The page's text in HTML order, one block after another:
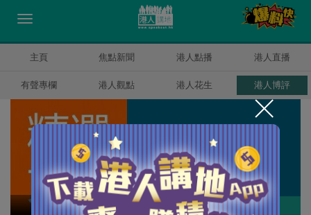
主頁 焦點新聞 港人點播 港人直播
有聲專欄 港人觀點 港人花生 港人博評
精選文章 作者其他博評